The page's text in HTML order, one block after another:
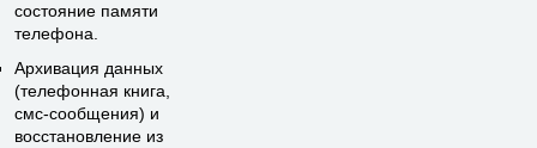
состояние памяти
телефона.
Архивация данных
(телефонная книга,
смс-сообщения) и
восстановление из